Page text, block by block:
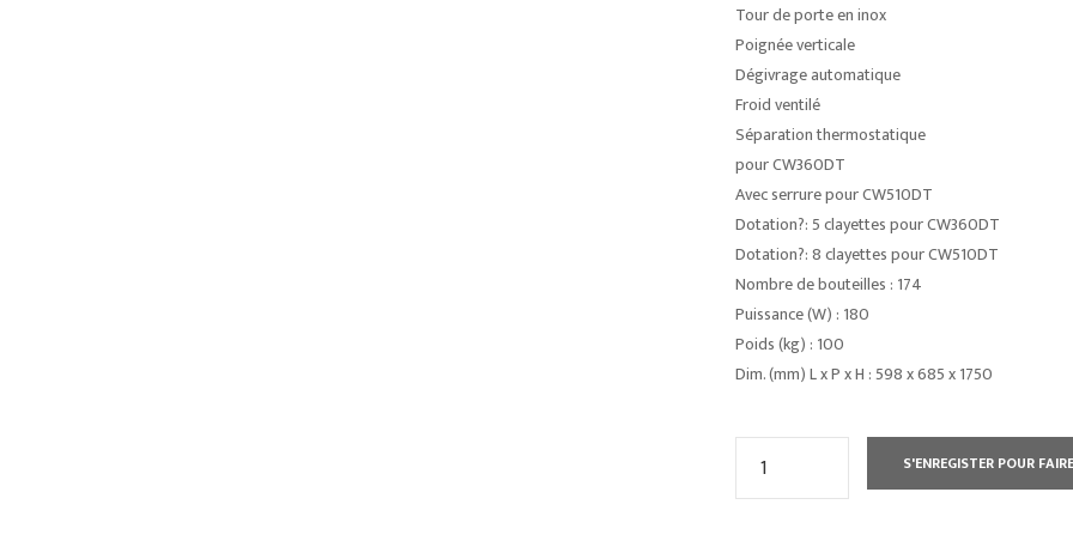
Tour de porte en inox
Poignée verticale
Dégivrage automatique
Froid ventilé
Séparation thermostatique
pour CW360DT
Avec serrure pour CW510DT
Dotation?: 5 clayettes pour CW360DT
Dotation?: 8 clayettes pour CW510DT
Nombre de bouteilles : 174
Puissance (W) : 180
Poids (kg) : 100
Dim. (mm) L x P x H : 598 x 685 x 1750
S'ENREGISTER POUR